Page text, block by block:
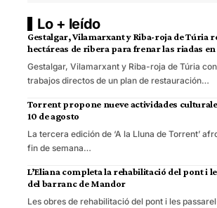
Lo + leído
Gestalgar, Vilamarxant y Riba-roja de Túria
hectáreas de ribera para frenar las riadas
Gestalgar, Vilamarxant y Riba-roja de Túria
trabajos directos de un plan de restauración…
Torrent propone nueve actividades
10 de agosto
La tercera edición de ‘A la Lluna de Torrent’
fin de semana…
L’Eliana completa la rehabilitació del pont i
del barranc de Mandor
Les obres de rehabilitació del pont i les